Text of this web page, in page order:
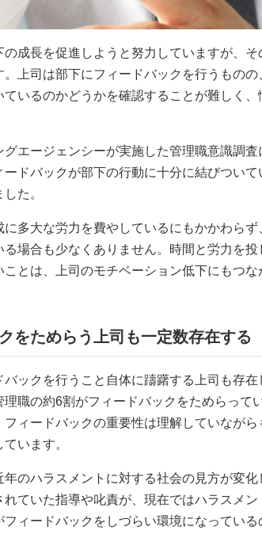
の成長を促進しようと努力していますが、
。上司は部下にフィードバックを行うもの
いるのかどうかを確認することが難しく、
グエージェンシーが実施した管理職意識調
ドバックが部下の行動に十分に結びついて
た。
に多大な労力を費やしているにもかかわら
る場合も少なくありません。時間と労力を
とは、上司のモチベーション低下にもつな
をためらう上司も一定数存在する
バックを行うこと自体に躊躇する上司も存
理職の約6割がフィードバックをためらって
フィードバックの重要性は理解していながら
います。
年のハラスメントに対する社会の見方が変化
れていた指導や叱責が、現在ではハラスメ
フィードバックをしづらい環境になってい